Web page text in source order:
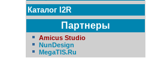
Каталог I2R
Партнеры
Amicus Studio
NunDesign
MegaTIS.Ru